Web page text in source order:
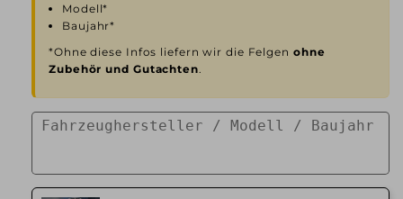
Modell*
Baujahr*
*Ohne diese Infos liefern wir die Felgen ohne
Zubehör und Gutachten.